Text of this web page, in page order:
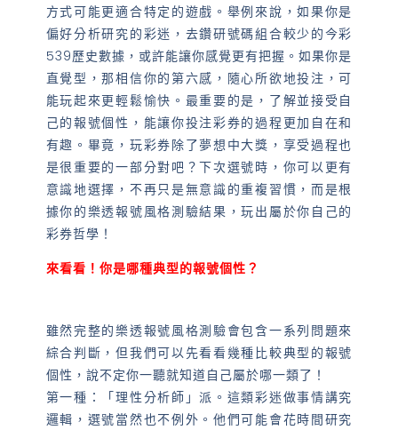
方式可能更適合特定的遊戲。舉例來說，如果你是
偏好分析研究的彩迷，去鑽研號碼組合較少的今彩
539歷史數據，或許能讓你感覺更有把握。如果你是
直覺型，那相信你的第六感，隨心所欲地投注，可
能玩起來更輕鬆愉快。最重要的是，了解並接受自
己的報號個性，能讓你投注彩券的過程更加自在和
有趣。畢竟，玩彩券除了夢想中大獎，享受過程也
是很重要的一部分對吧？下次選號時，你可以更有
意識地選擇，不再只是無意識的重複習慣，而是根
據你的樂透報號風格測驗結果，玩出屬於你自己的
彩券哲學！
來看看！你是哪種典型的報號個性？
雖然完整的樂透報號風格測驗會包含一系列問題來
綜合判斷，但我們可以先看看幾種比較典型的報號
個性，說不定你一聽就知道自己屬於哪一類了！
第一種：「理性分析師」派。這類彩迷做事情講究
邏輯，選號當然也不例外。他們可能會花時間研究